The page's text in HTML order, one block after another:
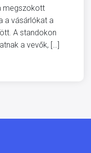
megszokott
a vásárlókat a
A standokon
a vevők, […]